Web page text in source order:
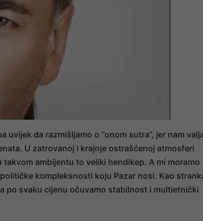
uvijek da razmišljamo o “onom sutra”, jer nam
U zatrovanoj i krajnje ostrašćenoj atmosferi
ambijentu to veliki hendikep. A mi moramo
kompleksnosti koju Pazar nosi. Kao
po svaku cijenu očuvamo stabilnost i multietnički